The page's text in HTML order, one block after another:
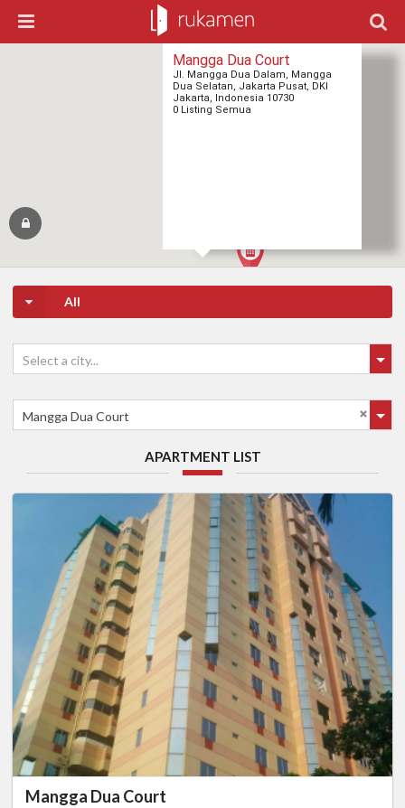
Mangga Dua Court
Jl. Mangga Dua Dalam, Mangga
Dua Selatan, Jakarta Pusat, DKI
Jakarta, Indonesia 10730
0 Listing Semua
All
Select a city...
Mangga Dua Court
APARTMENT LIST
Mangga Dua Court